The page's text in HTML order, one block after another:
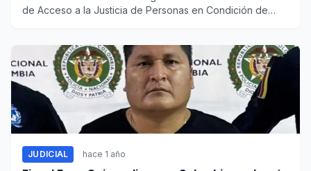
de Acceso a la Justicia de Personas en Condición de
JUDICIAL hace 1 año